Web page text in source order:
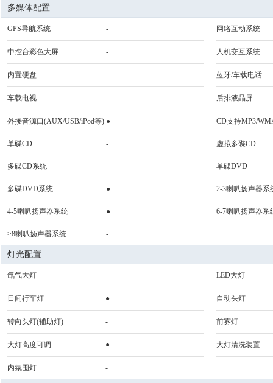
多媒体配置
GPS导航系统 - 网络互动系统
中控台彩色大屏 - 人机交互系统
内置硬盘 - 蓝牙/车载电话
车载电视 - 后排液晶屏
外接音源口(AUX/USB/iPod等) ● CD支持MP3/
单碟CD - 虚拟多碟CD
多碟CD系统 - 单碟DVD
多碟DVD系统 ● 2-3喇叭扬声器系
4-5喇叭扬声器系统 ● 6-7喇叭扬声器系
≥8喇叭扬声器系统 -
灯光配置
氙气大灯 - LED大灯
日间行车灯 ● 自动头灯
转向头灯(辅助灯) - 前雾灯
大灯高度可调 ● 大灯清洗装置
内氛围灯 -